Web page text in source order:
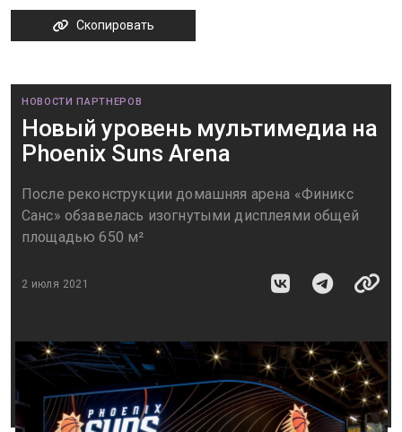
Скопировать
НОВОСТИ ПАРТНЕРОВ
Новый уровень мультимедиа на
Phoenix Suns Arena
После реконструкции домашняя арена «Финикс
Санс» обзавелась изогнутыми дисплеями общей
площадью 650 м²
2 июля 2021